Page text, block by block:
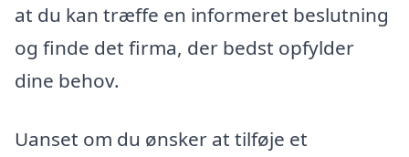
at du kan træffe en informeret beslutning
og finde det firma, der bedst opfylder
dine behov.
Uanset om du ønsker at tilføje et